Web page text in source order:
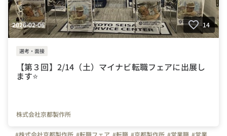
2026-02-06 14
選考・面接
【第３回】2/14（土）マイナビ転職フェアに出展し
ます⭐
株式会社京都製作所